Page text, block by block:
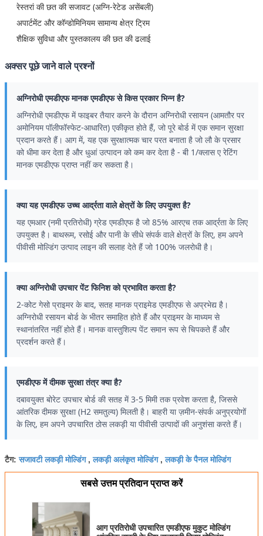
रेस्तरां की छत की सजावट (अग्नि-रेटेड असेंबली)
अपार्टमेंट और कॉन्डोमिनियम सामान्य क्षेत्र ट्रिम
शैक्षिक सुविधा और पुस्तकालय की छत की ढलाई
अक्सर पूछे जाने वाले प्रश्नों
अग्निरोधी एमडीएफ मानक एमडीएफ से किस प्रकार भिन्न है?
अग्निरोधी एमडीएफ में फाइबर तैयार करने के दौरान अग्निरोधी रसायन (आमतौर पर
अमोनियम पॉलीफॉस्फेट-आधारित) एकीकृत होते हैं, जो पूरे बोर्ड में एक समान सुरक्षा
प्रदान करते हैं। आग में, यह एक सुरक्षात्मक चार परत बनाता है जो लौ के प्रसार
को धीमा कर देता है और धुआं उत्पादन को कम कर देता है - बी 1/क्लास ए रेटिंग
मानक एमडीएफ प्राप्त नहीं कर सकता है।
क्या यह एमडीएफ उच्च आर्द्रता वाले क्षेत्रों के लिए उपयुक्त है?
यह एमआर (नमी प्रतिरोधी) ग्रेड एमडीएफ है जो 85% आरएच तक आर्द्रता के लिए
उपयुक्त है। बाथरूम, रसोई और पानी के सीधे संपर्क वाले क्षेत्रों के लिए, हम अपने
पीवीसी मोल्डिंग उत्पाद लाइन की सलाह देते हैं जो 100% जलरोधी है।
क्या अग्निरोधी उपचार पेंट फिनिश को प्रभावित करता है?
2-कोट गेसो प्राइमर के बाद, सतह मानक प्राइमेड एमडीएफ से अप्रभेद्य है।
अग्निरोधी रसायन बोर्ड के भीतर समाहित होते हैं और प्राइमर के माध्यम से
स्थानांतरित नहीं होते हैं। मानक वास्तुशिल्प पेंट समान रूप से चिपकते हैं और
प्रदर्शन करते हैं।
एमडीएफ में दीमक सुरक्षा तंत्र क्या है?
दबावयुक्त बोरेट उपचार बोर्ड की सतह में 3-5 मिमी तक प्रवेश करता है, जिससे
आंतरिक दीमक सुरक्षा (H2 समतुल्य) मिलती है। बाहरी या ज़मीन-संपर्क अनुप्रयोगों
के लिए, हम अपने उपचारित ठोस लकड़ी या पीवीसी उत्पादों की अनुशंसा करते हैं।
टैग:सजावटी लकड़ी मोल्डिंग,लकड़ी अलंकृत मोल्डिंग,लकड़ी के पैनल मोल्डिंग
सबसे उत्तम प्रतिदान प्राप्त करें
आग प्रतिरोधी उपचारित एमडीएफ मुकुट मोल्डिंग